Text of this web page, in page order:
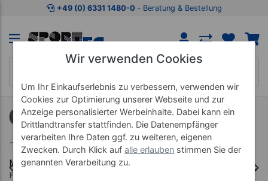
+49 (0) 6331 1480-0 ‐ Beratung & Bestellung
Wir verwenden Cookies
Um Ihr Einkaufserlebnis zu verbessern, verwenden wir
Cookies zur Optimierung unserer Webseite und zur
Anzeige personalisierter Werbeinhalte. Dabei kann ein
Drittlandtransfer stattfinden. Die Datenempfänger
verarbeiten Ihre Daten ggf. zu weiteren, eigenen
Zwecken. Durch Klick aufalle erlauben stimmen Sie der
genannten Verarbeitung zu.